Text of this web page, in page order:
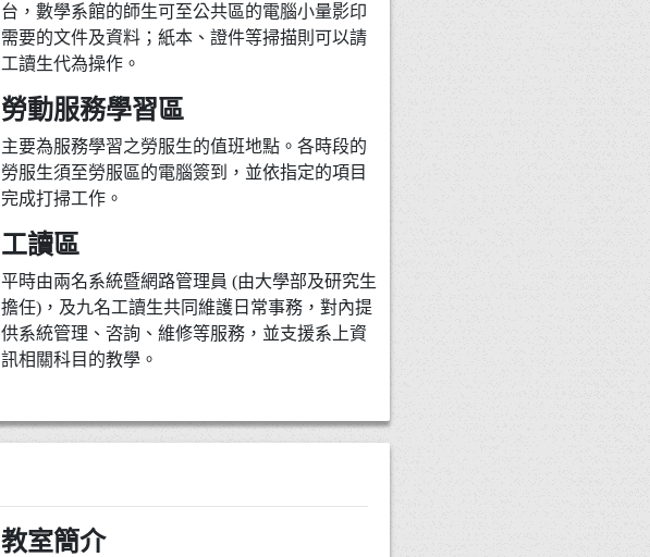
台，數學系館的師生可至公共區的電腦小量影印
需要的文件及資料；紙本、證件等掃描則可以請
工讀生代為操作。
勞動服務學習區
主要為服務學習之勞服生的值班地點。各時段的
勞服生須至勞服區的電腦簽到，並依指定的項目
完成打掃工作。
工讀區
平時由兩名系統暨網路管理員 (由大學部及研究生
擔任)，及九名工讀生共同維護日常事務，對內提
供系統管理、咨詢、維修等服務，並支援系上資
訊相關科目的教學。
教室簡介